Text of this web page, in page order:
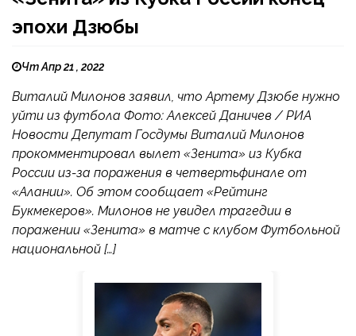
эпохи Дзюбы
Чт Апр 21 , 2022
Виталий Милонов заявил, что Артему Дзюбе нужно
уйти из футбола Фото: Алексей Даничев / РИА
Новости Депутат Госдумы Виталий Милонов
прокомментировал вылет «Зенита» из Кубка
России из-за поражения в четвертьфинале от
«Алании». Об этом сообщает «Рейтинг
Букмекеров». Милонов не увидел трагедии в
поражении «Зенита» в матче с клубом Футбольной
национальной […]